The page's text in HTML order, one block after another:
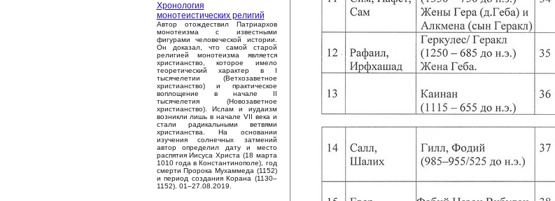
Хронология
монотеистических религий
Автор отождествил Патриархов
монотеизма с известными
фигурами человеческой истории.
Он доказал, что самой старой
религией монотеизма является
христианство, которое имело
теоретический характер в I
тысячелетии (Ветхозаветное
христианство) и практическое
воплощение в начале II
тысячелетия (Новозаветное
христианство). Ислам и иудаизм
возникли лишь в начале VII века и
стали радикальными ветвями
христианства. На основании
изучения солнечных затмений
автор определил дату и место
распятия Иисуса Христа (18 марта
1010 года в Константинополе), год
смерти Пророка Мухаммеда (1152)
и период создания Корана (1130–
1152). 01–27.08.2019.